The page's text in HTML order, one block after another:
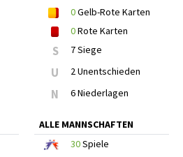
0Gelb-Rote Karten
0Rote Karten
S 7 Siege
U 2 Unentschieden
N 6 Niederlagen
ALLE MANNSCHAFTEN
30Spiele